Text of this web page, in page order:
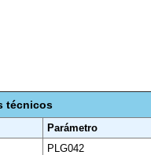
técnicos
Parámetro
PLG042